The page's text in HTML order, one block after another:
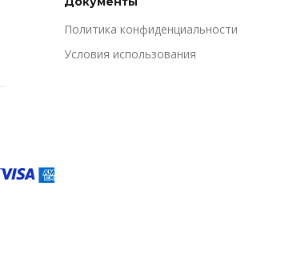
Политика конфиденциальности
Условия использования